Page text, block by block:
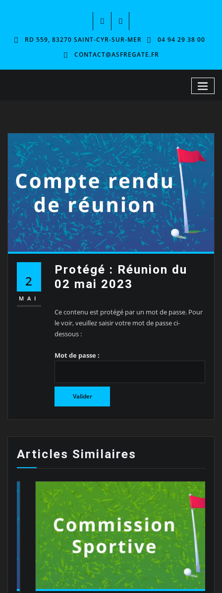
RD 559, 83270 SAINT-CYR-SUR-MER
04 94 29 38 00
CONTACT@ASFREGATE.FR
2
MAI
Protégé : Réunion du
02 mai 2023
Ce contenu est protégé par un mot de passe. Pour
le voir, veuillez saisir votre mot de passe ci-
dessous :
Mot de passe :
Articles Similaires